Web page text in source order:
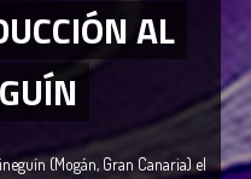
AL
(Mogán, Gran Canaria) el